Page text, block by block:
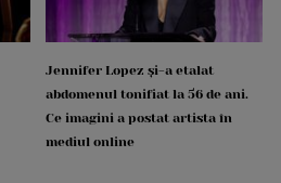
Jennifer Lopez și-a etalat
abdomenul tonifiat la 56 de ani.
Ce imagini a postat artista în
mediul online